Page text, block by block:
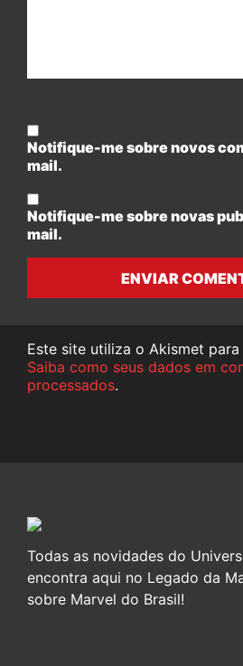
Notifique-me sobre novos
mail.
Notifique-me sobre novas
mail.
ENVIAR
Este site utiliza o Akismet
Saiba como seus dados em
processados.
Todas as novidades do
encontra aqui no Legado da
sobre Marvel do Brasil!